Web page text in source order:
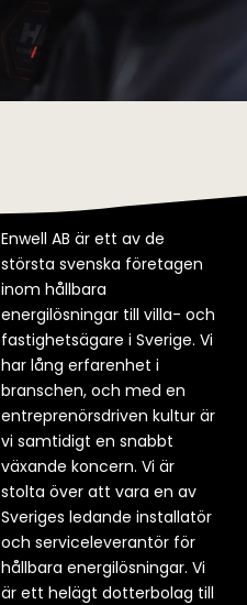
Enwell AB är ett av de
största svenska företagen
inom hållbara
energilösningar till villa- och
fastighetsägare i Sverige. Vi
har lång erfarenhet i
branschen, och med en
entreprenörsdriven kultur är
vi samtidigt en snabbt
växande koncern. Vi är
stolta över att vara en av
Sveriges ledande installatör
och serviceleverantör för
hållbara energilösningar. Vi
är ett helägt dotterbolag till